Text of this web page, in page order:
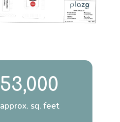
53,000
approx. sq. feet